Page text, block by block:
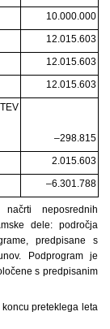
10.000.000
12.015.603
12.015.603
12.015.603
–298.815
2.015.603
–6.301.788
neposrednih
dele: področja
predpisane s
Podprogram je
s predpisanim
preteklega leta